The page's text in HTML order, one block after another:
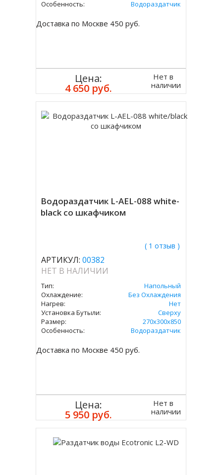
Особенность:
Водораздатчик
Доставка по Москве 450 руб.
Цена:
4 650 руб.
Нет в
наличии
Водораздатчик L-AEL-088 white-
black со шкафчиком
( 1 отзыв )
АРТИКУЛ: 00382
НЕТ В НАЛИЧИИ
Тип:
Напольный
Охлаждение:
Без Охлаждения
Нагрев:
Нет
Установка Бутыли:
Сверху
Размер:
270х300х850
Особенность:
Водораздатчик
Доставка по Москве 450 руб.
Цена:
5 950 руб.
Нет в
наличии